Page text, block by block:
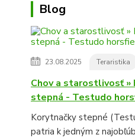
Blog
23.08.2025 Teraristika
Chov a starostlivosť »
stepná - Testudo
Korytnačky stepné
patria k jedným z